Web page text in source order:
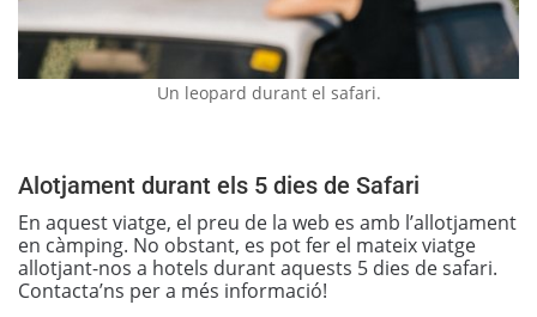
Un leopard durant el safari.
Alotjament durant els 5 dies de Safari
En aquest viatge, el preu de la web es amb l’allotjament
en càmping. No obstant, es pot fer el mateix viatge
allotjant-nos a hotels durant aquests 5 dies de safari.
Contacta’ns per a més informació!